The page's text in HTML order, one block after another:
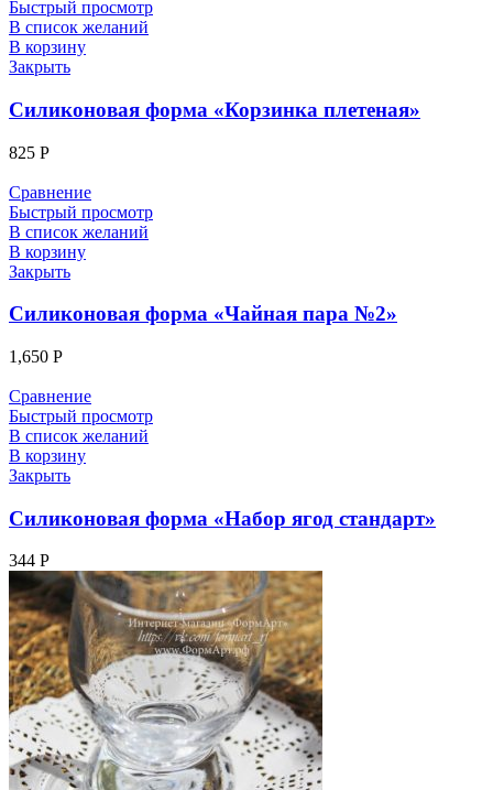
Быстрый просмотр
В список желаний
В корзину
Закрыть
Силиконовая форма «Корзинка плетеная»
825 Р
Сравнение
Быстрый просмотр
В список желаний
В корзину
Закрыть
Силиконовая форма «Чайная пара №2»
1,650 Р
Сравнение
Быстрый просмотр
В список желаний
В корзину
Закрыть
Силиконовая форма «Набор ягод стандарт»
344 Р